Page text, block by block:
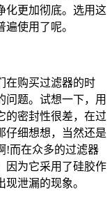
化更加彻底。选用这
使用了呢。
在购买过滤器的时
问题。试想一下，用
的密封性很差，在过
仔细想想，当然还是
!而在众多的过滤器
因为它采用了硅胶作
泄漏的现象。